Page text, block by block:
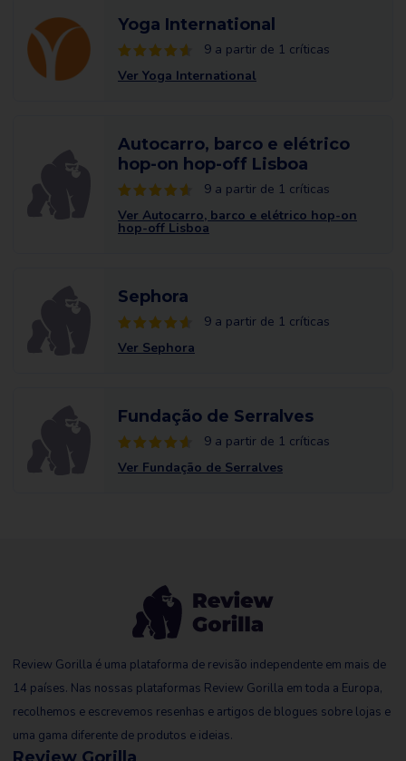
Yoga International
9 a partir de 1 críticas
Ver Yoga International
Autocarro, barco e elétrico
hop-on hop-off Lisboa
9 a partir de 1 críticas
Ver Autocarro, barco e elétrico hop-on
hop-off Lisboa
Sephora
9 a partir de 1 críticas
Ver Sephora
Fundação de Serralves
9 a partir de 1 críticas
Ver Fundação de Serralves
Review Gorilla é uma plataforma de revisão independente em mais de
14 países. Nas nossas plataformas Review Gorilla em toda a Europa,
recolhemos e escrevemos resenhas e artigos de blogues sobre lojas e
uma gama diferente de produtos e ideias.